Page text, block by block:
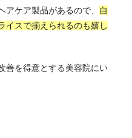
ケア製品があるので、
自
イスで揃えられるのも嬉し
善を得意とする美容院にい